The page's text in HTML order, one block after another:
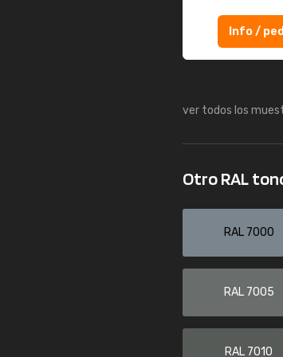
Info /
ver todos los
Otro RAL
RAL 7000
RAL 7005
RAL 7010